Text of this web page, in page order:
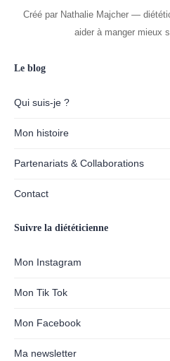
Créé par Nathalie Majcher —
aider à manger mieux
Le blog
Qui suis-je ?
Mon histoire
Partenariats & Collaborations
Contact
Suivre la diététicienne
Mon Instagram
Mon Tik Tok
Mon Facebook
Ma newsletter